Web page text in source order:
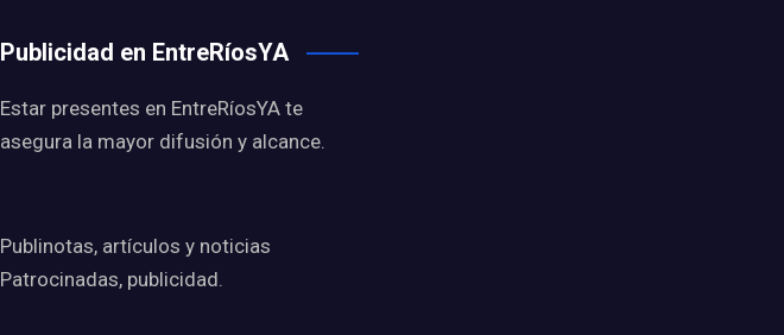
Publicidad en EntreRíosYA
Estar presentes en EntreRíosYA te
asegura la mayor difusión y alcance.
Publinotas, artículos y noticias
Patrocinadas, publicidad.